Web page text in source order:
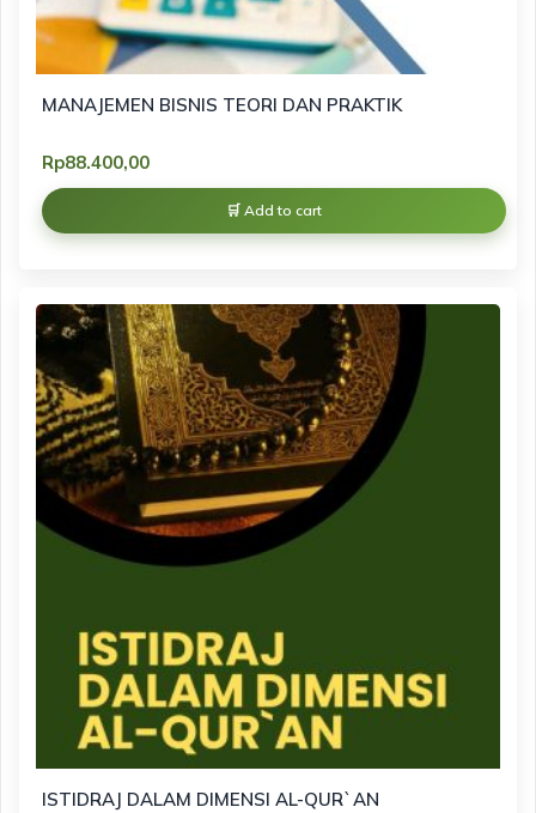
MANAJEMEN BISNIS TEORI DAN PRAKTIK
Rp88.400,00
Add to cart
ISTIDRAJ DALAM DIMENSI AL-QUR`AN